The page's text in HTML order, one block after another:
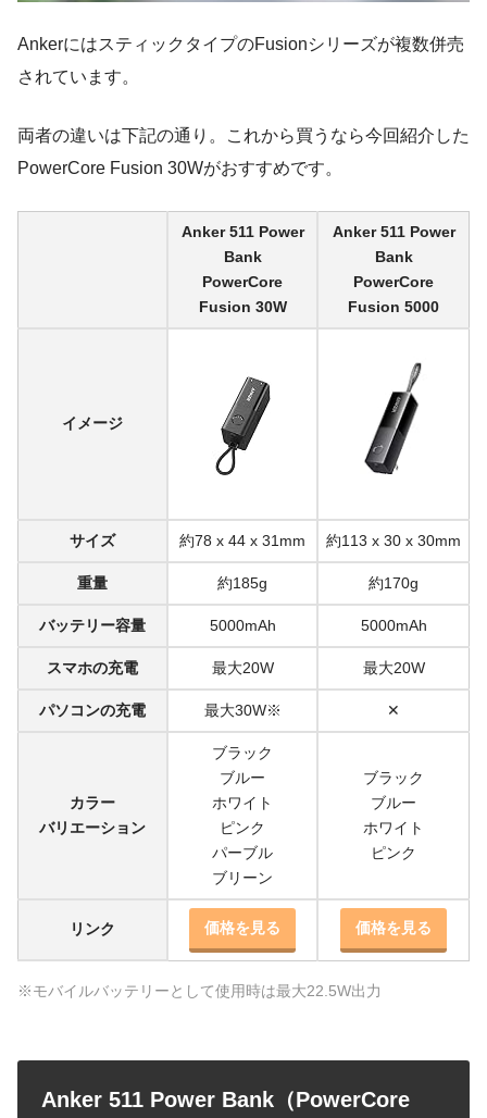
AnkerにはスティックタイプのFusionシリーズが複数併売
されています。
両者の違いは下記の通り。これから買うなら今回紹介した
PowerCore Fusion 30Wがおすすめです。
Anker 511 Power
Bank
PowerCore
Fusion 30W
Anker 511 Power
Bank
PowerCore
Fusion 5000
イメージ
サイズ 約78 x 44 x 31mm 約113 x 30 x 30mm
重量 約185g 約170g
バッテリー容量 5000mAh 5000mAh
スマホの充電 最大20W 最大20W
パソコンの充電 最大30W※ ✕
カラー
バリエーション
ブラック
ブルー
ホワイト
ピンク
パーブル
ブリーン
ブラック
ブルー
ホワイト
ピンク
リンク 価格を見る 価格を見る
※モバイルバッテリーとして使用時は最大22.5W出力
Anker 511 Power Bank（PowerCore